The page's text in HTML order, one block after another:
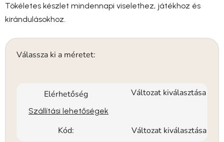
Tökéletes készlet mindennapi viselethez, játékhoz és
kirándulásokhoz.
Válassza ki a méretet:
Elérhetőség Változat kiválasztása
Szállítási lehetőségek
Kód: Változat kiválasztása